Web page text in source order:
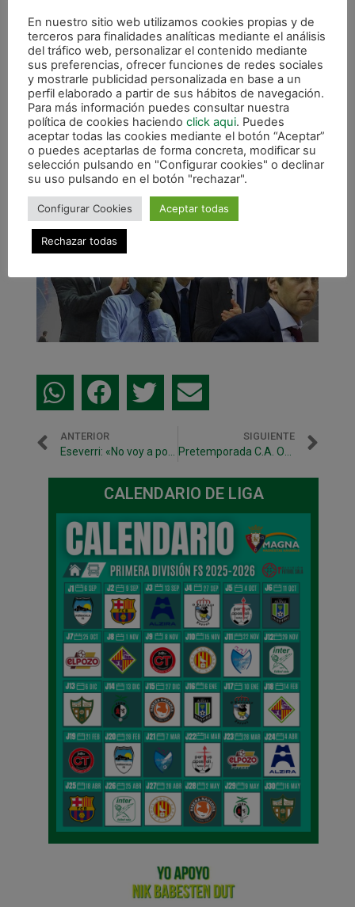
jugador revelación de la Liga Futsal en Brasil.
Imanol Arregui fue elegido ‘mejor entrenador’
de la liga en la pasada temporada 2016/2017
en la votación anual que realiza la Asociación
Nacional de Entrenadores de Fútbol Sala
(ANEFS) y fue nominado a mejor técnico de
primera en los premios anuales de la LNFS.
ANTERIOR SIGUIENTE
CALENDARIO DE LIGA
En nuestro sitio web utilizamos cookies propias y de
terceros para finalidades analíticas mediante el análisis
del tráfico web, personalizar el contenido mediante
sus preferencias, ofrecer funciones de redes sociales
y mostrarle publicidad personalizada en base a un
perfil elaborado a partir de sus hábitos de navegación.
Para más información puedes consultar nuestra
política de cookies haciendo click aqui. Puedes
aceptar todas las cookies mediante el botón “Aceptar”
o puedes aceptarlas de forma concreta, modificar su
selección pulsando en "Configurar cookies" o declinar
su uso pulsando en el botón "rechazar".
Configurar Cookies Aceptar todas
Rechazar todas